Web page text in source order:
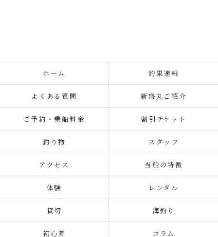
ホーム 釣果速報
よくある質問 新盛丸ご紹介
ご予約・乗船料金 割引チケット
釣り物 スタッフ
アクセス 当船の特徴
体験 レンタル
貸切 海釣り
初心者 コラム